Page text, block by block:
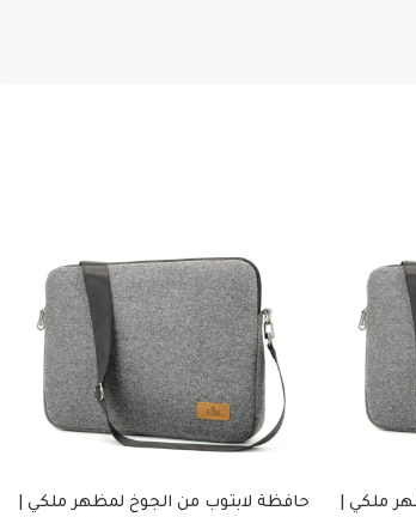
ملكي |
حافظة لابتوب من الجوخ لمظهر ملكي |